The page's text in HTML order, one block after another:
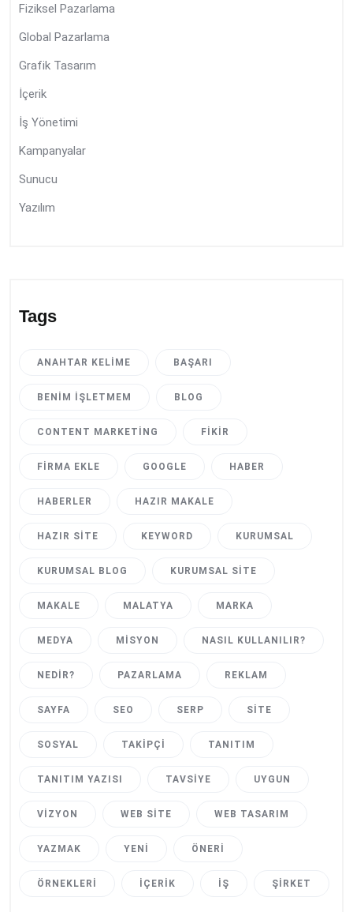
Fiziksel Pazarlama
Global Pazarlama
Grafik Tasarım
İçerik
İş Yönetimi
Kampanyalar
Sunucu
Yazılım
Tags
ANAHTAR KELIME BAŞARI
BENIM İŞLETMEM BLOG
CONTENT MARKETING FIKIR
FIRMA EKLE GOOGLE HABER
HABERLER HAZIR MAKALE
HAZIR SITE KEYWORD KURUMSAL
KURUMSAL BLOG KURUMSAL SITE
MAKALE MALATYA MARKA
MEDYA MISYON NASIL KULLANILIR?
NEDIR? PAZARLAMA REKLAM
SAYFA SEO SERP SITE
SOSYAL TAKIPÇI TANITIM
TANITIM YAZISI TAVSIYE UYGUN
VIZYON WEB SITE WEB TASARIM
YAZMAK YENI ÖNERI
ÖRNEKLERI İÇERIK İŞ ŞIRKET